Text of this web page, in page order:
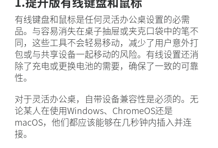
有线键盘和鼠标是任何灵活办公桌设置的必需
品。与容易消失在桌子抽屉或夹克口袋中的笔不
同，这些工具不会轻易移动，减少了用户意外打
包或与共享设备一起移动的风险。有线设置还消
除了充电或更换电池的需要，确保了一致的可靠
性。
对于灵活办公桌，自带设备兼容性是必须的。无
论某人在使用Windows、ChromeOS还是
macOS，他们都应该能够在几秒钟内插入并连
接。